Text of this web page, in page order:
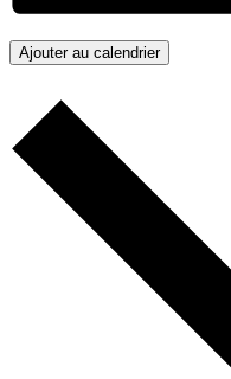
Ajouter au calendrier